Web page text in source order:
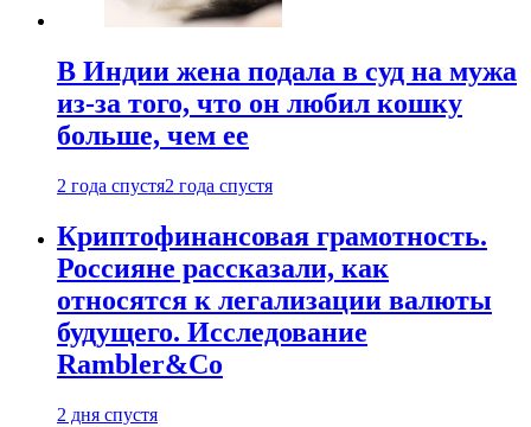
В Индии жена подала в суд на мужа
из-за того, что он любил кошку
больше, чем ее
2 года спустя2 года спустя
Криптофинансовая грамотность.
Россияне рассказали, как
относятся к легализации валюты
будущего. Исследование
Rambler&Co
2 дня спустя